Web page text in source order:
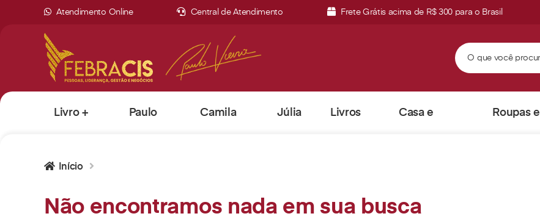
Atendimento Online Central de Atendimento Frete Grátis acima de R$ 300 para o Brasil
Livro + Paulo Camila Júlia Livros Casa e Roupas e
Início
Não encontramos nada em sua busca